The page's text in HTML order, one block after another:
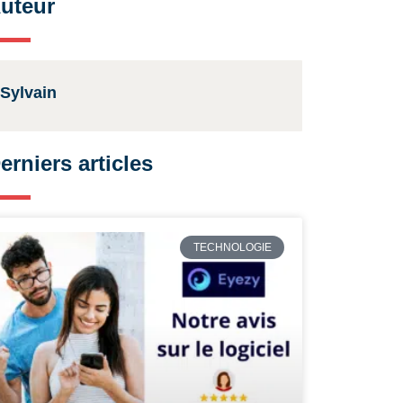
Sylvain
articles
TECHNOLOGIE